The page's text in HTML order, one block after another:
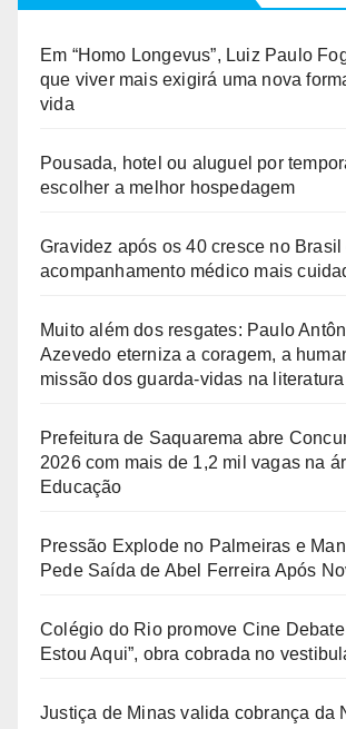
Em “Homo Longevus”, Luiz Paulo
que viver mais exigirá uma nova
vida
Pousada, hotel ou aluguel por
escolher a melhor hospedagem
Gravidez após os 40 cresce no
acompanhamento médico mais
Muito além dos resgates: Paulo
Azevedo eterniza a coragem, a
missão dos guarda-vidas na
Prefeitura de Saquarema abre
2026 com mais de 1,2 mil vagas na
Educação
Pressão Explode no Palmeiras e
Pede Saída de Abel Ferreira Após
Colégio do Rio promove Cine Debate
Estou Aqui”, obra cobrada no
Justiça de Minas valida cobrança da